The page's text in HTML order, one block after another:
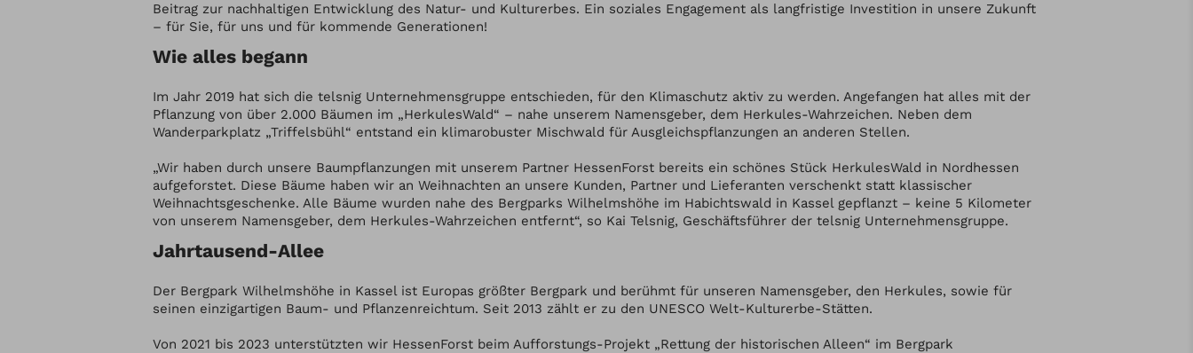
Beitrag zur nachhaltigen Entwicklung des Natur- und Kulturerbes. Ein soziales Engagement als langfristige Investition in unsere Zukunft
– für Sie, für uns und für kommende Generationen!
Wie alles begann
Im Jahr 2019 hat sich die telsnig Unternehmensgruppe entschieden, für den Klimaschutz aktiv zu werden. Angefangen hat alles mit der
Pflanzung von über 2.000 Bäumen im „HerkulesWald“ – nahe unserem Namensgeber, dem Herkules-Wahrzeichen. Neben dem
Wanderparkplatz „Triffelsbühl“ entstand ein klimarobuster Mischwald für Ausgleichspflanzungen an anderen Stellen.
„Wir haben durch unsere Baumpflanzungen mit unserem Partner HessenForst bereits ein schönes Stück HerkulesWald in Nordhessen
aufgeforstet. Diese Bäume haben wir an Weihnachten an unsere Kunden, Partner und Lieferanten verschenkt statt klassischer
Weihnachtsgeschenke. Alle Bäume wurden nahe des Bergparks Wilhelmshöhe im Habichtswald in Kassel gepflanzt – keine 5 Kilometer
von unserem Namensgeber, dem Herkules-Wahrzeichen entfernt“, so Kai Telsnig, Geschäftsführer der telsnig Unternehmensgruppe.
Jahrtausend-Allee
Der Bergpark Wilhelmshöhe in Kassel ist Europas größter Bergpark und berühmt für unseren Namensgeber, den Herkules, sowie für
seinen einzigartigen Baum- und Pflanzenreichtum. Seit 2013 zählt er zu den UNESCO Welt-Kulturerbe-Stätten.
Von 2021 bis 2023 unterstützten wir HessenForst beim Aufforstungs-Projekt „Rettung der historischen Alleen“ im Bergpark